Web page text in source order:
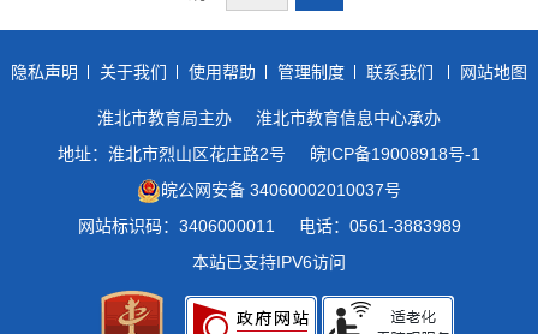
隐私声明 关于我们 使用帮助 管理制度 联系我们 网站地图
淮北市教育局主办
淮北市教育信息中心承办
地址：淮北市烈山区花庄路2号
皖ICP备19008918号-1
皖公网安备 34060002010037号
网站标识码：3406000011
电话：0561-3883989
本站已支持IPV6访问